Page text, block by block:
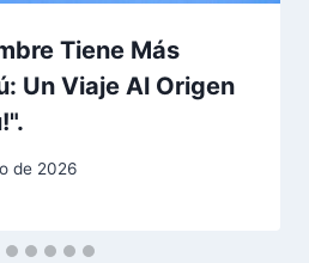
Tiene Más
Un Viaje Al Origen
de 2026